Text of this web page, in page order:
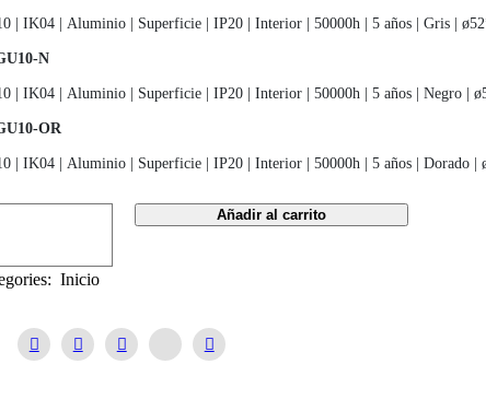
|IK04 |Aluminio Superficie |IP20 |Interior |50000h |5 años |Gris |
N
|IK04 |Aluminio Superficie |IP20 |Interior |50000h |5 años |Negro |
OR
|IK04 |Aluminio Superficie |IP20 |Interior |50000h |5 años |Dorado |
Añadir al carrito
Inicio